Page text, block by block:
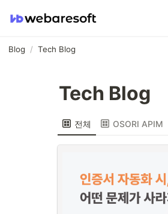
Blog / Tech Blog
Tech Blog
전체 OSORI APIM